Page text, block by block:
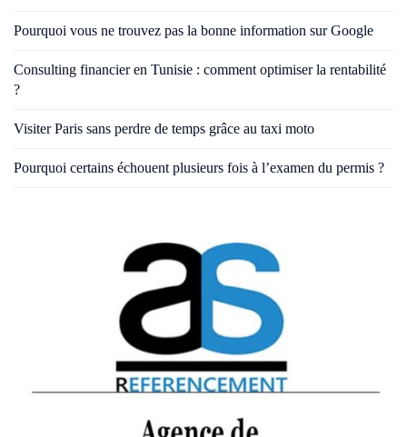
Pourquoi vous ne trouvez pas la bonne information sur Google
Consulting financier en Tunisie : comment optimiser la rentabilité
?
Visiter Paris sans perdre de temps grâce au taxi moto
Pourquoi certains échouent plusieurs fois à l’examen du permis ?